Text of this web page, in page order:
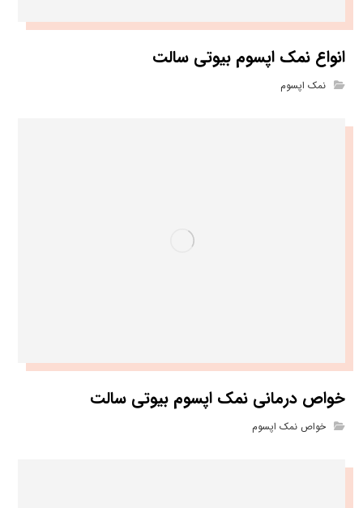
انواع نمک اپسوم بیوتی سالت
نمک اپسوم
خواص درمانی نمک اپسوم بیوتی سالت
خواص نمک اپسوم